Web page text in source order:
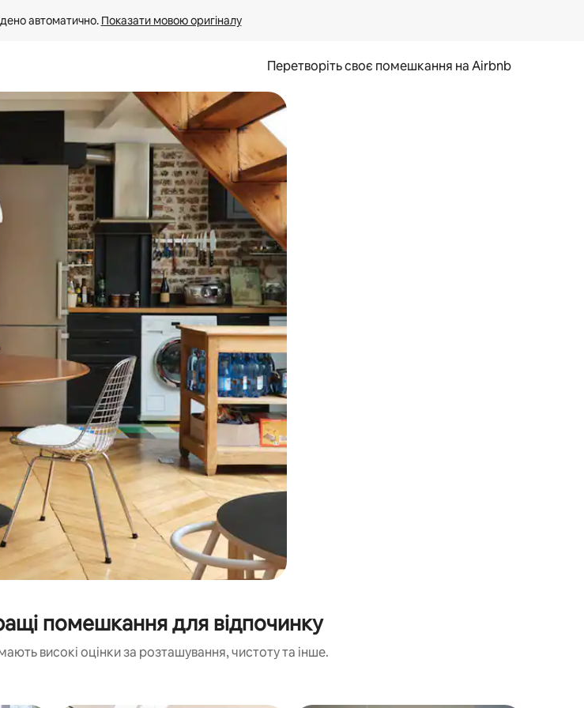
автоматично. Показати мовою оригіналу
Перетворіть своє помешкання на Airbnb
зі стрілками вгору та вниз або жести дотику та гортання.
помешкання для відпочинку
високі оцінки за розташування, чистоту та інше.